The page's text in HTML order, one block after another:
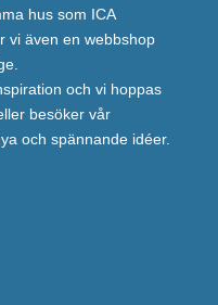
hus som ICA
vi även en webbshop
och vi hoppas
besöker vår
och spännande idéer.